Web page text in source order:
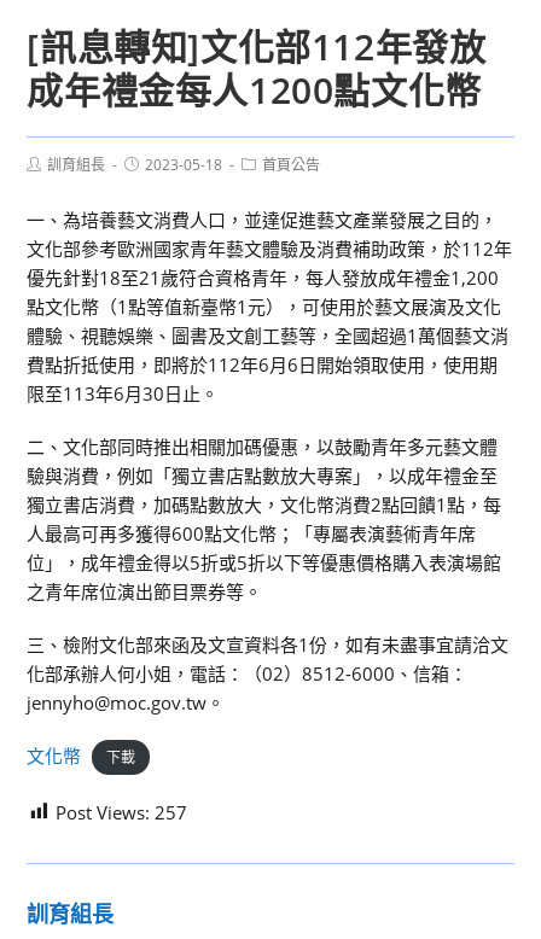
[訊息轉知]文化部112年發放
成年禮金每人1200點文化幣
Post訓育組長
Post2023-05-18
Post首頁公告
一、為培養藝文消費人口，並達促進藝文產業發展之目的，
文化部參考歐洲國家青年藝文體驗及消費補助政策，於112年
優先針對18至21歲符合資格青年，每人發放成年禮金1,200
點文化幣（1點等值新臺幣1元），可使用於藝文展演及文化
體驗、視聽娛樂、圖書及文創工藝等，全國超過1萬個藝文消
費點折抵使用，即將於112年6月6日開始領取使用，使用期
限至113年6月30日止。
二、文化部同時推出相關加碼優惠，以鼓勵青年多元藝文體
驗與消費，例如「獨立書店點數放大專案」，以成年禮金至
獨立書店消費，加碼點數放大，文化幣消費2點回饋1點，每
人最高可再多獲得600點文化幣；「專屬表演藝術青年席
位」，成年禮金得以5折或5折以下等優惠價格購入表演場館
之青年席位演出節目票券等。
三、檢附文化部來函及文宣資料各1份，如有未盡事宜請洽文
化部承辦人何小姐，電話：（02）8512-6000、信箱：
jennyho@moc.gov.tw。
文化幣 下載
Post Views: 257
訓育組長